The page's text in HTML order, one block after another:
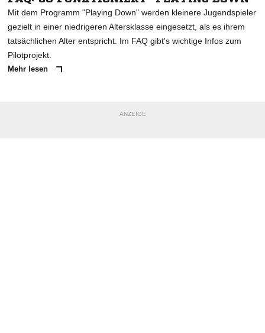
Mit dem Programm "Playing Down" werden kleinere Jugendspieler
gezielt in einer niedrigeren Altersklasse eingesetzt, als es ihrem
tatsächlichen Alter entspricht. Im FAQ gibt's wichtige Infos zum
Pilotprojekt.
Mehr lesen
ANZEIGE